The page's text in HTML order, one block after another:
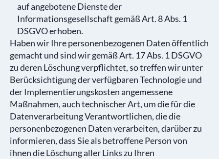
auf angebotene Dienste der
Informationsgesellschaft gemäß Art. 8 Abs. 1
DSGVO erhoben.
Haben wir Ihre personenbezogenen Daten öffentlich
gemacht und sind wir gemäß Art. 17 Abs. 1 DSGVO
zu deren Löschung verpflichtet, so treffen wir unter
Berücksichtigung der verfügbaren Technologie und
der Implementierungskosten angemessene
Maßnahmen, auch technischer Art, um die für die
Datenverarbeitung Verantwortlichen, die die
personenbezogenen Daten verarbeiten, darüber zu
informieren, dass Sie als betroffene Person von
ihnen die Löschung aller Links zu Ihren